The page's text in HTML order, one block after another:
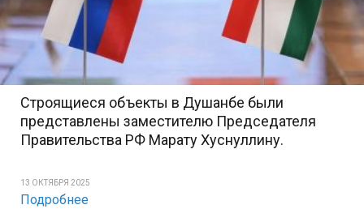
Строящиеся объекты в Душанбе были
представлены заместителю Председателя
Правительства РФ Марату Хуснуллину.
13 ОКТЯБРЯ 2025
Подробнее